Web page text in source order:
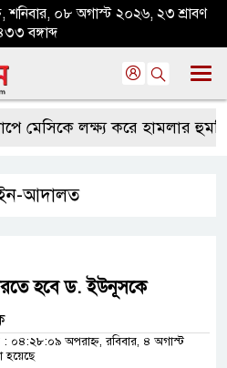
শনিবার, ০৮ অগাস্ট ২০২৬, ২৩ শ্রাবণ
বঙ্গাব্দ
লক্ষ্য করে হামলার হুমকি,
আদালত
হবে ড. ইউনূসকে
: ০৪:২৮:০৯ অপরাহ্ন, রবিবার, ৪ অগাস্ট
হয়েছে